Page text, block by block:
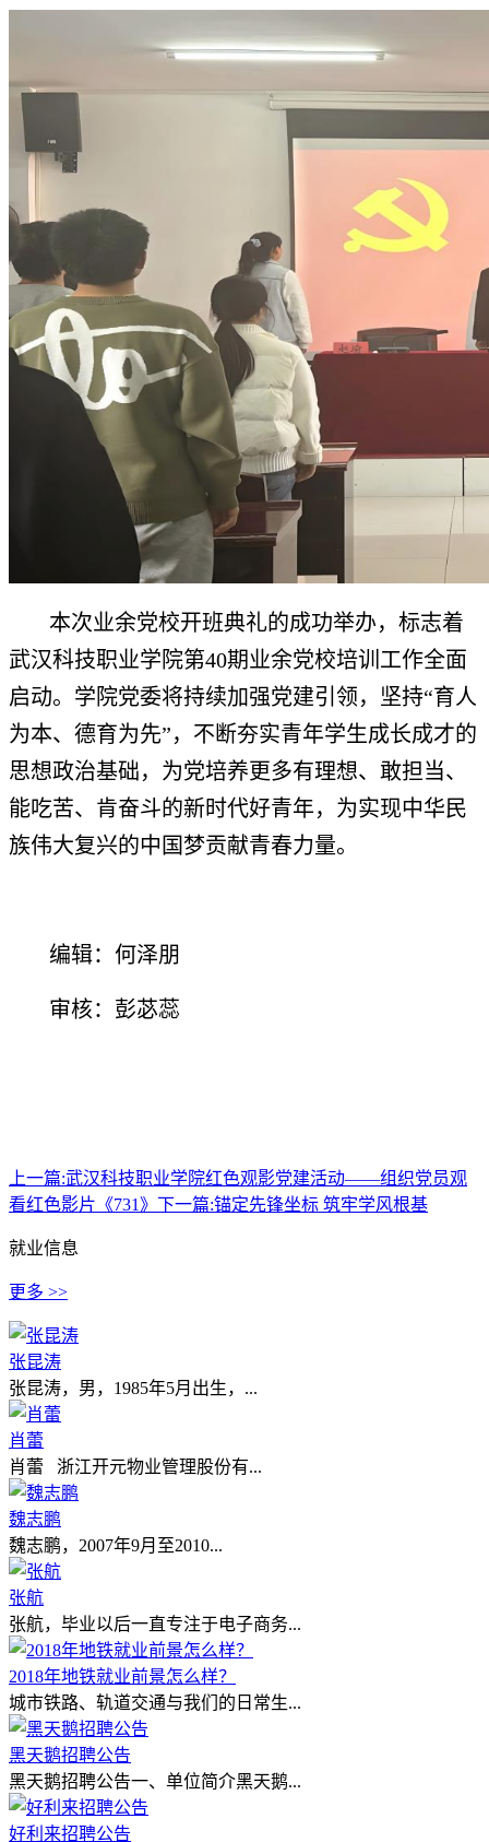
本次业余党校开班典礼的成功举办，标志着
武汉科技职业学院第40期业余党校培训工作全面
启动。学院党委将持续加强党建引领，坚持“育人
为本、德育为先”，不断夯实青年学生成长成才的
思想政治基础，为党培养更多有理想、敢担当、
能吃苦、肯奋斗的新时代好青年，为实现中华民
族伟大复兴的中国梦贡献青春力量。
编辑：何泽朋
审核：彭苾蕊
上一篇:武汉科技职业学院红色观影党建活动——组织党员观
看红色影片《731》 下一篇:锚定先锋坐标 筑牢学风根基
就业信息
更多 >>
张昆涛
张昆涛，男，1985年5月出生，...
肖蕾
肖蕾 浙江开元物业管理股份有...
魏志鹏
魏志鹏，2007年9月至2010...
张航
张航，毕业以后一直专注于电子商务...
2018年地铁就业前景怎么样？
城市铁路、轨道交通与我们的日常生...
黑天鹅招聘公告
黑天鹅招聘公告一、单位简介黑天鹅...
好利来招聘公告